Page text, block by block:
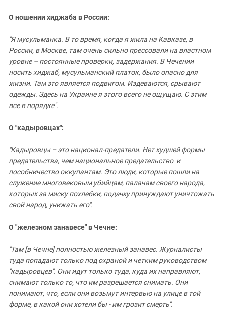
О ношении хиджаба в России:
"Я мусульманка. В то время, когда я жила на Кавказе, в
России, в Москве, там очень сильно прессовали на властном
уровне – постоянные проверки, задержания. В Чечении
носить хиджаб, мусульманский платок, было опасно для
жизни. Там это является подвигом. Издеваются, срывают
одежды. Здесь на Украине я этого всего не ощущаю. С этим
все в порядке".
О "кадыровцах":
"Кадыровцы – это национал-предатели. Нет худшей формы
предательства, чем национальное предательство и
пособничество оккупантам. Это люди, которые пошли на
служение многовековым убийцам, палачам своего народа,
которых за миску похлебки, подачкупринуждают уничтожать
свой народ, унижать его".
О "железном занавесе" в Чечне:
"Там [в Чечне] полностью железный занавес. Журналисты
туда попадают только под охраной и четким руководством
"кадыровцев". Они идут только туда, куда их направляют,
снимают только то, что им разрешается снимать. Они
понимают, что, если они возьмут интервью на улице в той
форме, в какой они хотели бы - им грозит смерть".